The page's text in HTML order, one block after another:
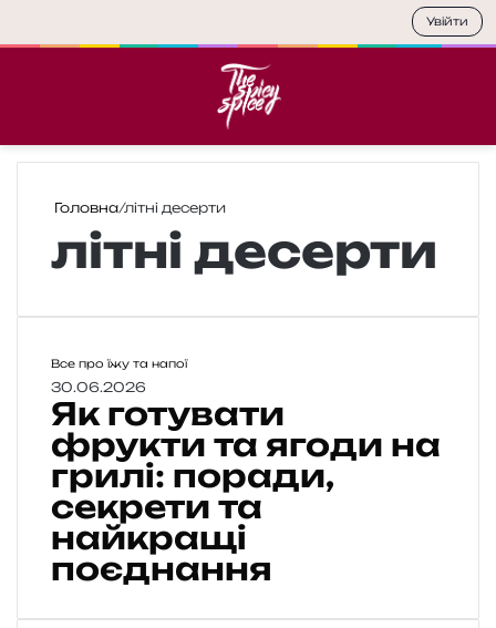
Головна/літні десерти
літні десерти
Я
к
г
т
у
в
т
и
р
Все про їжу та напої
30.06.2026
Як готувати
фрукти та ягоди на
грилі: поради,
секрети та
найкращі
поєднання
Увійти